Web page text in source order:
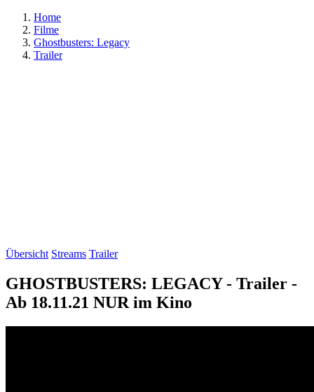
Home
Filme
Ghostbusters: Legacy
Trailer
Übersicht Streams Trailer
GHOSTBUSTERS: LEGACY - Trailer -
Ab 18.11.21 NUR im Kino